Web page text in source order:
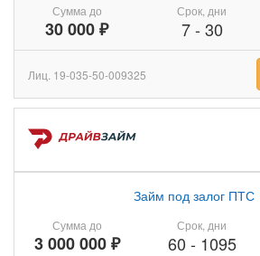
Сумма до
30 000 ₽
Срок, дни
7- 30
Лиц. 19-035-50-009325
Сумма до
3 000 000 ₽
Займ под залог ПТС
Срок, дни
60 - 1095